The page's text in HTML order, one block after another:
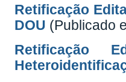
Retificação
DOU (Publicado
Retificação